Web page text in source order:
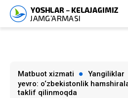
Matbuot xizmati Yangiliklar
yevro: o‘zbekistonlik
taklif qilinmoqda